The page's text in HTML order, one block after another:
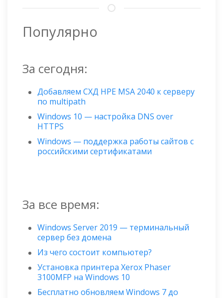
Популярно
За сегодня:
Добавляем СХД HPE MSA 2040 к серверу
по multipath
Windows 10 — настройка DNS over
HTTPS
Windows — поддержка работы сайтов с
российскими сертификатами
За все время:
Windows Server 2019 — терминальный
сервер без домена
Из чего состоит компьютер?
Установка принтера Xerox Phaser
3100MFP на Windows 10
Бесплатно обновляем Windows 7 до